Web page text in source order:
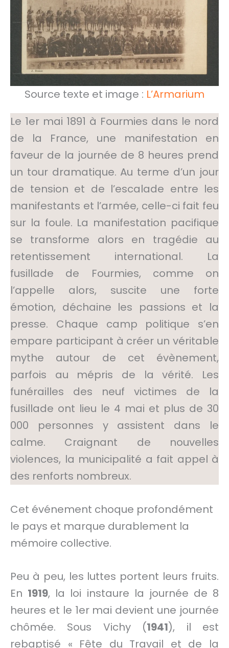
Source texte et image : L’Armarium
Le 1er mai 1891 à Fourmies dans le nord
de la France, une manifestation en
faveur de la journée de 8 heures prend
un tour dramatique. Au terme d’un jour
de tension et de l’escalade entre les
manifestants et l’armée, celle-ci fait feu
sur la foule. La manifestation pacifique
se transforme alors en tragédie au
retentissement international. La
fusillade de Fourmies, comme on
l’appelle alors, suscite une forte
émotion, déchaine les passions et la
presse. Chaque camp politique s’en
empare participant à créer un véritable
mythe autour de cet évènement,
parfois au mépris de la vérité. Les
funérailles des neuf victimes de la
fusillade ont lieu le 4 mai et plus de 30
000 personnes y assistent dans le
calme. Craignant de nouvelles
violences, la municipalité a fait appel à
des renforts nombreux.
Cet événement choque profondément
le pays et marque durablement la
mémoire collective.
Peu à peu, les luttes portent leurs fruits.
En 1919, la loi instaure la journée de 8
heures et le 1er mai devient une journée
chômée. Sous Vichy (1941), il est
rebaptisé « Fête du Travail et de la